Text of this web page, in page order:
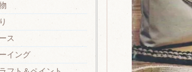
ス
イング